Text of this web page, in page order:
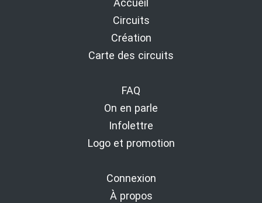
Accueil
Circuits
Création
Carte des circuits
FAQ
On en parle
Infolettre
Logo et promotion
Connexion
À propos